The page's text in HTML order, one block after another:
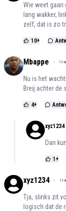
Wie weet gaan
lang wakker,
zelf, dat is zo
10+
Mbappe 12
Nu is het
Breij achter de
4+
xyz1234
Dan
1+
xyz1234 12
Tja, slinks zit
logisch dat de